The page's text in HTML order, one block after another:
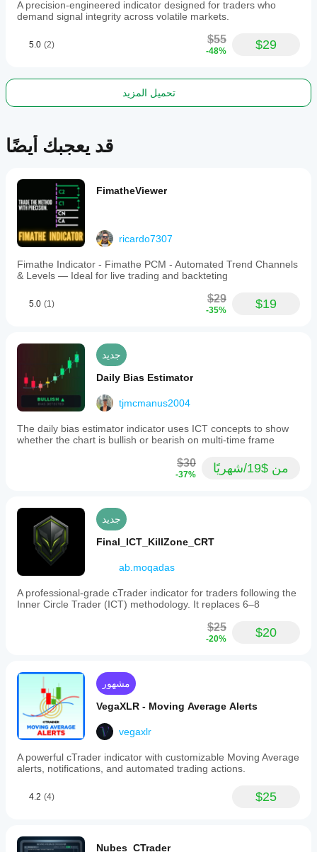
context.
It
relevant
commodities,
proprietary
trading
ملف تعريف المؤشر
A precision-engineered indicator designed for traders who
demand signal integrity across volatile markets.
5.0 (2) $55
-48% $29
تحميل المزيد
قد يعجبك أيضًا
FimatheViewer
ricardo7307
Fimathe Indicator - Fimathe PCM - Automated Trend Channels
& Levels — Ideal for live trading and backteting
5.0 (1) $29
-35% $19
جديد
Daily Bias Estimator
tjmcmanus2004
The daily bias estimator indicator uses ICT concepts to show
whether the chart is bullish or bearish on multi-time frame
$30
-37% من $19/شهريًا
جديد
Final_ICT_KillZone_CRT
ab.moqadas
A professional-grade cTrader indicator for traders following the
Inner Circle Trader (ICT) methodology. It replaces 6–8
$25
-20% $20
مشهور
VegaXLR - Moving Average Alerts
vegaxlr
A powerful cTrader indicator with customizable Moving Average
alerts, notifications, and automated trading actions.
4.2 (4) $25
Nubes_CTrader